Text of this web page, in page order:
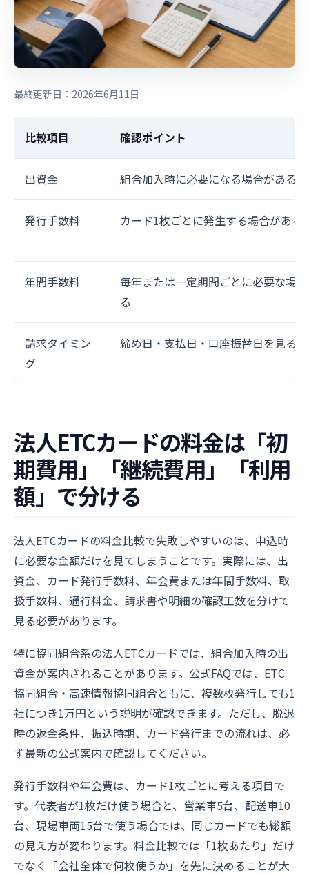
最終更新日：2026年6月11日
比較項目 確認ポイント
出資金 組合加入時に必要になる場合がある
発行手数料 カード1枚ごとに発生する場合がある
年間手数料
毎年または一定期間ごとに必要な場
る
請求タイミン
グ
締め日・支払日・口座振替日を見る
法人ETCカードの料金は「初
期費用」「継続費用」「利用
額」で分ける
法人ETCカードの料金比較で失敗しやすいのは、申込時
に必要な金額だけを見てしまうことです。実際には、出
資金、カード発行手数料、年会費または年間手数料、取
扱手数料、通行料金、請求書や明細の確認工数を分けて
見る必要があります。
特に協同組合系の法人ETCカードでは、組合加入時の出
資金が案内されることがあります。公式FAQでは、ETC
協同組合・高速情報協同組合ともに、複数枚発行しても1
社につき1万円という説明が確認できます。ただし、脱退
時の返金条件、振込時期、カード発行までの流れは、必
ず最新の公式案内で確認してください。
発行手数料や年会費は、カード1枚ごとに考える項目で
す。代表者が1枚だけ使う場合と、営業車5台、配送車10
台、現場車両15台で使う場合では、同じカードでも総額
の見え方が変わります。料金比較では「1枚あたり」だけ
でなく「会社全体で何枚使うか」を先に決めることが大